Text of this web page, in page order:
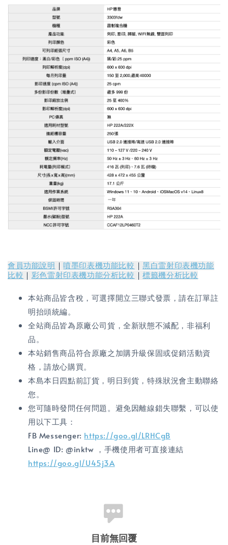
會員功能說明 ｜噴墨印表機功能比較 ｜黑白雷射印表機功能
比較 ｜ 彩色雷射印表機功能分析比較 ｜標籤機分析比較
本站商品皆含稅，可選擇開立三聯式發票，請在訂單註
明抬頭統編。
全站商品皆為原廠公司貨，全新狀態不減配，非福利
品。
本站銷售商品符合原廠之加購升級保固或促銷活動資
格，請放心購買。
本島本日四點前訂貨，明日到貨，特殊狀況會主動聯絡
您。
您可隨時發問任何問題。避免因離線錯失聯繫，可以使
用以下工具：
FB Messenger: https://goo.gl/LRHCgB
Line@ ID: @inktw ，手機使用者可直接連結
https://goo.gl/U45j3A
目前無回覆